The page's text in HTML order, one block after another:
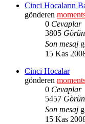
Cinci Hocaların
gönderen
0 Cevaplar
3805
Son mesaj
15 Kas
Cinci Hocalar
gönderen
0 Cevaplar
5457
Son mesaj
15 Kas